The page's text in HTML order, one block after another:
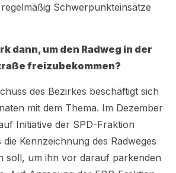
Schwerpunkteinsätze
dann, um den Radweg in der
freizubekommen?
des Bezirkes beschäftigt sich
mit dem Thema. Im Dezember
Initiative der SPD-Fraktion
Kennzeichnung des Radweges
soll, um ihn vor darauf parkenden